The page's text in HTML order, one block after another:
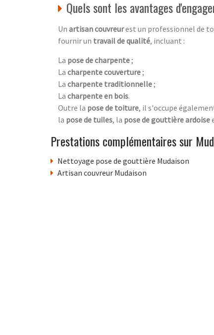
Quels sont les avantages
Un artisan couvreurest un professionnel de
fournir un travail de qualité, incluant :
La pose de charpente ;
La charpente couverture ;
La charpente traditionnelle ;
La charpente en bois.
Outre la pose de toiture, il s'occupe
la pose de tuiles, la pose de gouttière ardoise
Prestations complémentaires sur
Nettoyage pose de gouttière Mudaison
Artisan couvreur Mudaison